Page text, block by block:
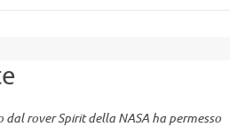
rover Spirit della NASA ha permesso